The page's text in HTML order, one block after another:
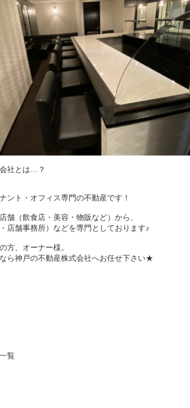
社とは…？
ント・オフィス専門の不動産です！
舗（飲食店・美容・物販など）から、
店舗事務所）などを専門としております♪
方、オーナー様。
ら神戸の不動産株式会社へお任せ下さい★
覧